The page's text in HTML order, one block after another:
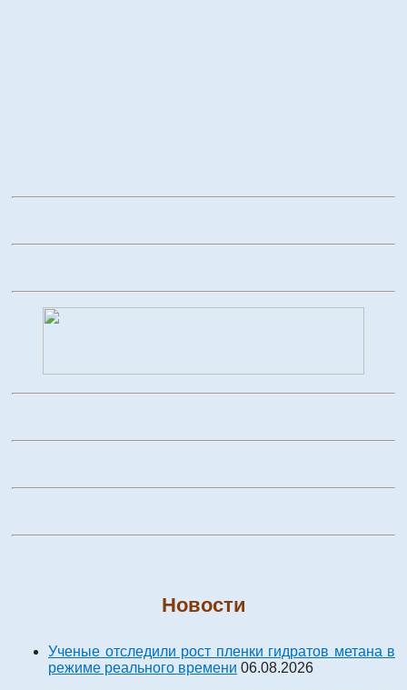
Новости
Ученые отследили рост пленки гидратов метана в
режиме реального времени 06.08.2026